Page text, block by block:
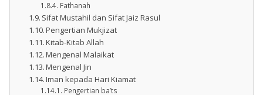
Fathanah
Sifat Mustahil dan Sifat Jaiz Rasul
Pengertian Mukjizat
Kitab-Kitab Allah
Mengenal Malaikat
Mengenal Jin
Iman kepada Hari Kiamat
Pengertian ba’ts